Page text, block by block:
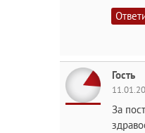
Гость
За